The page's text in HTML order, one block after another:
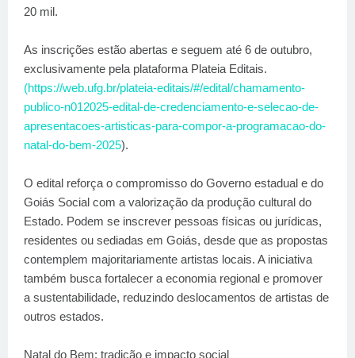
20 mil.
As inscrições estão abertas e seguem até 6 de outubro,
exclusivamente pela plataforma Plateia Editais.
(https://web.ufg.br/plateia-editais/#/edital/chamamento-
publico-n012025-edital-de-credenciamento-e-selecao-de-
apresentacoes-artisticas-para-compor-a-programacao-do-
natal-do-bem-2025).
O edital reforça o compromisso do Governo estadual e do
Goiás Social com a valorização da produção cultural do
Estado. Podem se inscrever pessoas físicas ou jurídicas,
residentes ou sediadas em Goiás, desde que as propostas
contemplem majoritariamente artistas locais. A iniciativa
também busca fortalecer a economia regional e promover
a sustentabilidade, reduzindo deslocamentos de artistas de
outros estados.
Natal do Bem: tradição e impacto social